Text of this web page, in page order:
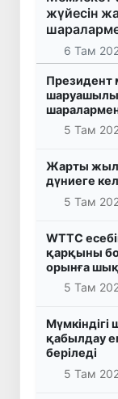
жүйесін
6 Там
Президент
5 Там
Жарты
дүниеге
5 Там
WTTC
қарқыны
орынға
5 Там
Мүмкіндігі
қабылдау
беріледі
5 Там